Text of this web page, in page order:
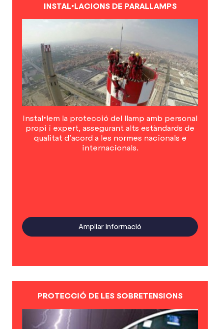
INSTAL•LACIONS DE PARALLAMPS
Instal•lem la protecció del llamp amb personal
propi i expert, assegurant alts estàndards de
qualitat d’acord a les normes nacionals e
internacionals.
Ampliar informació
PROTECCIÓ DE LES SOBRETENSIONS